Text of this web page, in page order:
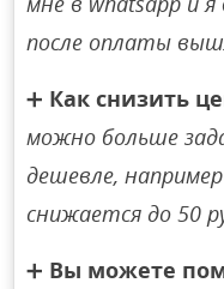
после оплаты
➕ Как снизить
можно больше
дешевле,
снижается до 50
➕ Вы можете